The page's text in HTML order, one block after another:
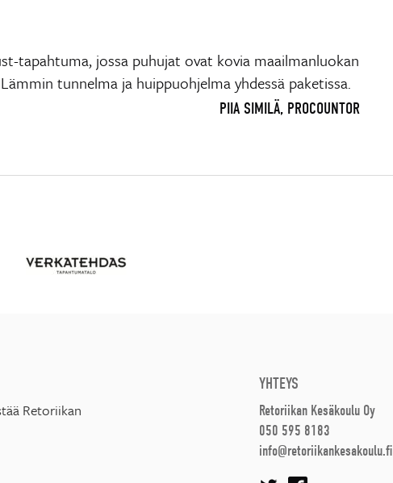
tapahtuma, jossa puhujat ovat kovia maailmanluokan
tunnelma ja huippuohjelma yhdessä paketissa.
PIIA SIMILÄ, PROCOUNTOR
Retoriikan
YHTEYS
Retoriikan Kesäkoulu Oy
050 595 8183
info@retoriikankesakoulu.fi